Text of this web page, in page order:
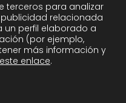
terceros para analizar
relacionada
un perfil elaborado a
(por ejemplo,
más información y
enlace.